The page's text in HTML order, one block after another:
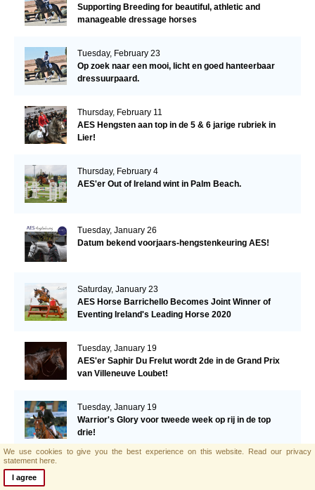
Supporting Breeding for beautiful, athletic and
manageable dressage horses
Tuesday, February 23
Op zoek naar een mooi, licht en goed hanteerbaar
dressuurpaard.
Thursday, February 11
AES Hengsten aan top in de 5 & 6 jarige rubriek in
Lier!
Thursday, February 4
AES'er Out of Ireland wint in Palm Beach.
Tuesday, January 26
Datum bekend voorjaars-hengstenkeuring AES!
Saturday, January 23
AES Horse Barrichello Becomes Joint Winner of
Eventing Ireland's Leading Horse 2020
Tuesday, January 19
AES'er Saphir Du Frelut wordt 2de in de Grand Prix
van Villeneuve Loubet!
Tuesday, January 19
Warrior's Glory voor tweede week op rij in de top
drie!
We use cookies to give you the best experience on this website. Read our privacy
statement here.
I agree